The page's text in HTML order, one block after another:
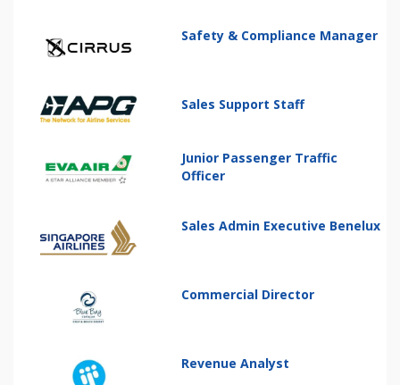
Safety & Compliance Manager
Sales Support Staff
Junior Passenger Traffic
Officer
Sales Admin Executive Benelux
Commercial Director
Revenue Analyst